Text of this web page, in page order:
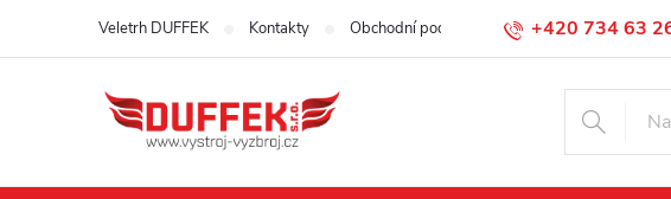
+420 734 63
Veletrh DUFFEK Kontakty Obchodní podmínky Podmínky ochrany